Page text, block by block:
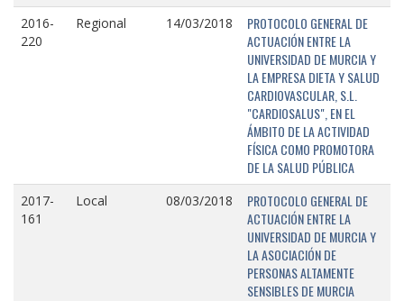
2016-
220
Regional 14/03/2018
PROTOCOLO GENERAL DE
ACTUACIÓN ENTRE LA
UNIVERSIDAD DE MURCIA Y
LA EMPRESA DIETA Y SALUD
CARDIOVASCULAR, S.L.
"CARDIOSALUS", EN EL
ÁMBITO DE LA ACTIVIDAD
FÍSICA COMO PROMOTORA
DE LA SALUD PÚBLICA
2017-
161
Local 08/03/2018
PROTOCOLO GENERAL DE
ACTUACIÓN ENTRE LA
UNIVERSIDAD DE MURCIA Y
LA ASOCIACIÓN DE
PERSONAS ALTAMENTE
SENSIBLES DE MURCIA